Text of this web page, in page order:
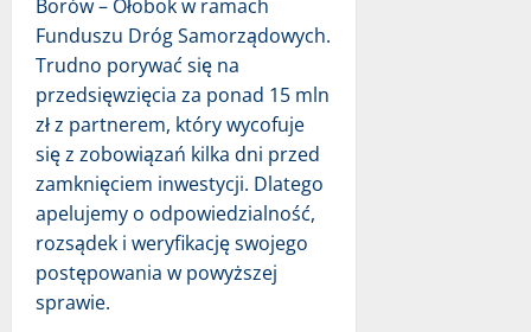
Borów – Ołobok w ramach
Funduszu Dróg Samorządowych.
Trudno porywać się na
przedsięwzięcia za ponad 15 mln
zł z partnerem, który wycofuje
się z zobowiązań kilka dni przed
zamknięciem inwestycji. Dlatego
apelujemy o odpowiedzialność,
rozsądek i weryfikację swojego
postępowania w powyższej
sprawie.